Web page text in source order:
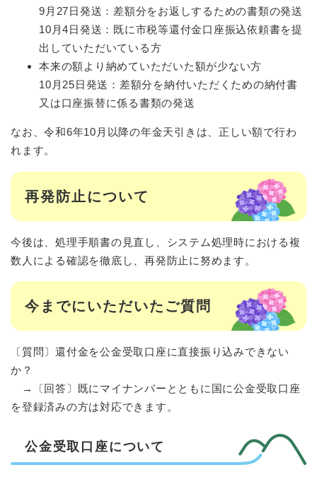
9月27日発送：差額分をお返しするための書類の発送
10月4日発送：既に市税等還付金口座振込依頼書を提
出していただいている方
本来の額より納めていただいた額が少ない方
10月25日発送：差額分を納付いただくための納付書
又は口座振替に係る書類の発送
なお、令和6年10月以降の年金天引きは、正しい額で行わ
れます。
再発防止について
今後は、処理手順書の見直し、システム処理時における複
数人による確認を徹底し、再発防止に努めます。
今までにいただいたご質問
〔質問〕還付金を公金受取口座に直接振り込みできない
か？
→〔回答〕既にマイナンバーとともに国に公金受取口座
を登録済みの方は対応できます。
公金受取口座について